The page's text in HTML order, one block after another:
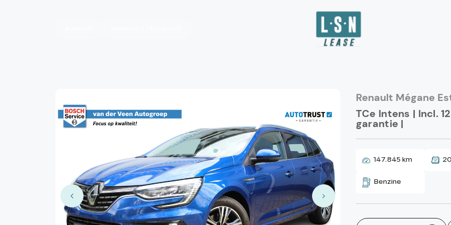
Renault Mégane
TCe Intens | Incl.
garantie |
147.845 km
Benzine